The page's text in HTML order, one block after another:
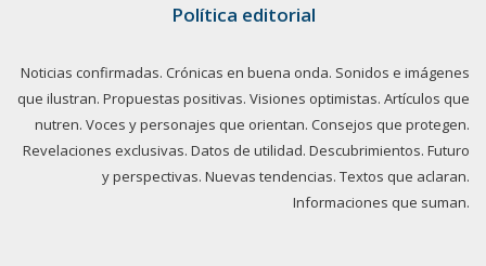
Política editorial
Noticias confirmadas. Crónicas en buena onda. Sonidos e imágenes
que ilustran. Propuestas positivas. Visiones optimistas. Artículos que
nutren. Voces y personajes que orientan. Consejos que protegen.
Revelaciones exclusivas. Datos de utilidad. Descubrimientos. Futuro
y perspectivas. Nuevas tendencias. Textos que aclaran.
Informaciones que suman.